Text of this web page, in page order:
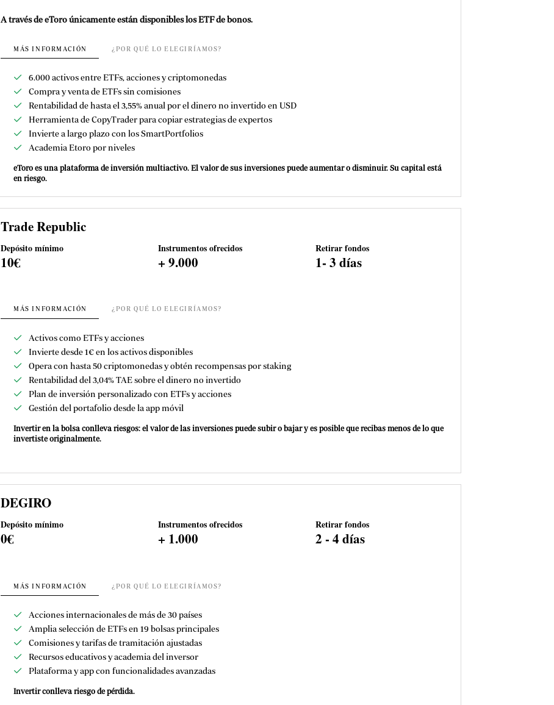
A través de eToro únicamente están disponibles los ETF de bonos.
MÁS INFORMACIÓN ¿POR QUÉ LO ELEGIRÍAMOS?
6.000 activos entre ETFs, acciones y criptomonedas
Compra y venta de ETFs sin comisiones
Rentabilidad de hasta el 3,55% anual por el dinero no invertido en USD
Herramienta de CopyTrader para copiar estrategias de expertos
Invierte a largo plazo con los SmartPortfolios
Academia Etoro por niveles
eToro es una plataforma de inversión multiactivo. El valor de sus inversiones puede aumentar o disminuir. Su capital está
en riesgo.
Trade Republic
Depósito mínimo
10€
Instrumentos ofrecidos
+ 9.000
Retirar fondos
1- 3 días
MÁS INFORMACIÓN ¿POR QUÉ LO ELEGIRÍAMOS?
Activos como ETFs y acciones
Invierte desde 1€ en los activos disponibles
Opera con hasta 50 criptomonedas y obtén recompensas por staking
Rentabilidad del 3,04% TAE sobre el dinero no invertido
Plan de inversión personalizado con ETFs y acciones
Gestión del portafolio desde la app móvil
Invertir en la bolsa conlleva riesgos: el valor de las inversiones puede subir o bajar y es posible que recibas menos de lo que
invertiste originalmente.
DEGIRO
Depósito mínimo
0€
Instrumentos ofrecidos
+ 1.000
Retirar fondos
2 - 4 días
MÁS INFORMACIÓN ¿POR QUÉ LO ELEGIRÍAMOS?
Acciones internacionales de más de 30 países
Amplia selección de ETFs en 19 bolsas principales
Comisiones y tarifas de tramitación ajustadas
Recursos educativos y academia del inversor
Plataforma y app con funcionalidades avanzadas
Invertir conlleva riesgo de pérdida.